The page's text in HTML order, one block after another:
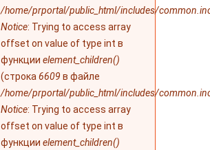
/home/prportal/public_html/includes/
Notice: Trying to access array
offset on value of type int в
функции element_children()
(строка 6609 в файле
/home/prportal/public_html/includes/
Notice: Trying to access array
offset on value of type int в
функции element_children()